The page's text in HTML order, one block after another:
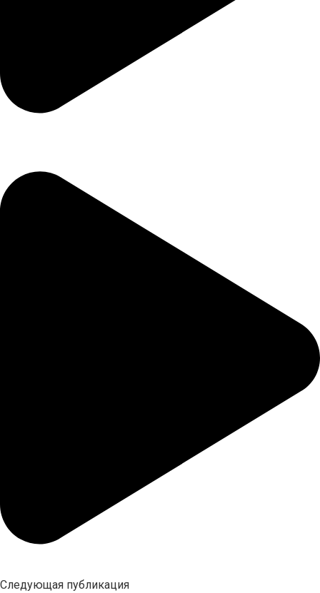
Следующая публикация